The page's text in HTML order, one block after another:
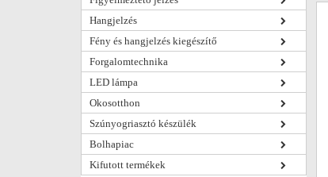
Hangjelzés
Fény és hangjelzés kiegészítő
Forgalomtechnika
LED lámpa
Okosotthon
Szúnyogriasztó készülék
Bolhapiac
Kifutott termékek